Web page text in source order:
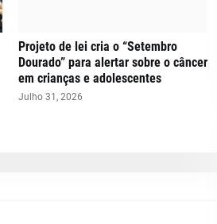
Projeto de lei cria o “Setembro
Dourado” para alertar sobre o câncer
em crianças e adolescentes
Julho 31, 2026